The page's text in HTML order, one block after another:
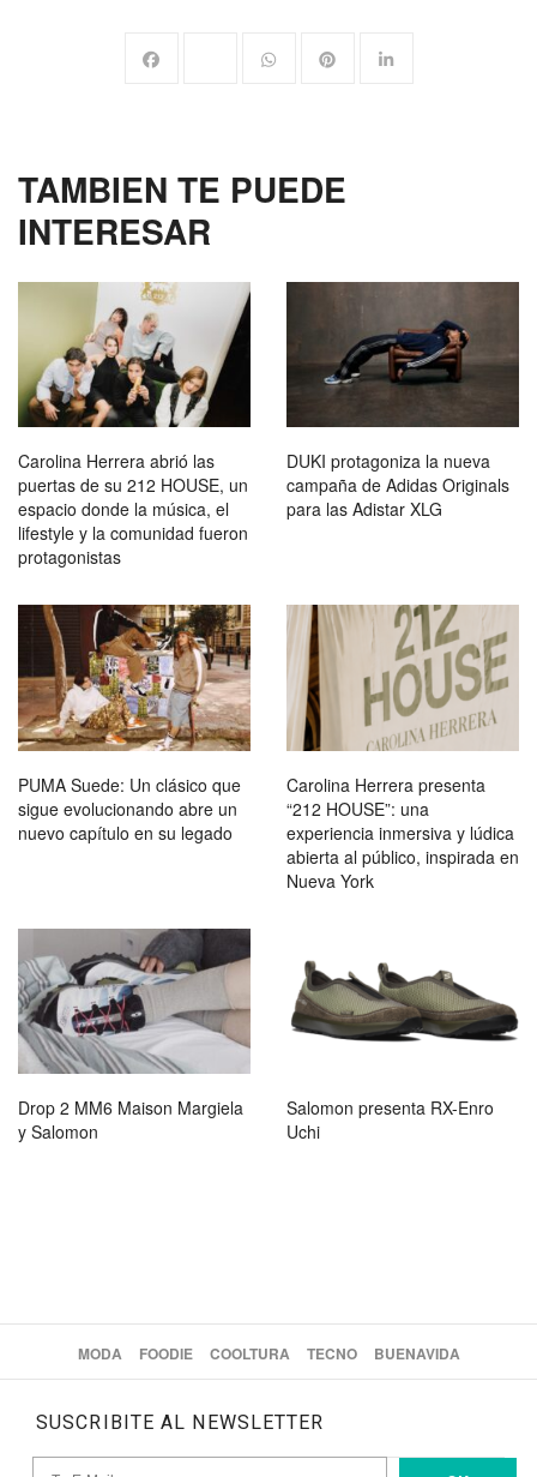
TAMBIEN TE PUEDE
INTERESAR
Carolina Herrera abrió las
puertas de su 212 HOUSE, un
espacio donde la música, el
lifestyle y la comunidad fueron
protagonistas
DUKI protagoniza la nueva
campaña de Adidas Originals
para las Adistar XLG
PUMA Suede: Un clásico que
sigue evolucionando abre un
nuevo capítulo en su legado
Carolina Herrera presenta
“212 HOUSE”: una
experiencia inmersiva y lúdica
abierta al público, inspirada en
Nueva York
Drop 2 MM6 Maison Margiela
y Salomon
Salomon presenta RX-Enro
Uchi
MODA FOODIE COOLTURA TECNO BUENAVIDA
SUSCRIBITE AL NEWSLETTER